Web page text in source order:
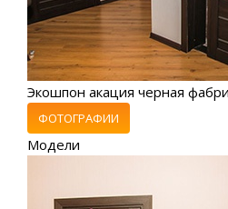
Экошпон акация черная
ФОТОГРАФИИ
Модели